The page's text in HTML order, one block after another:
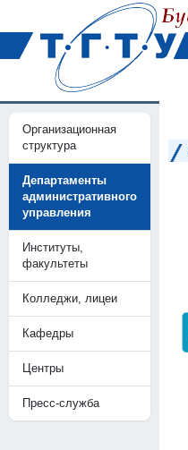
Организационная
структура
Департаменты
административного
управления
Институты,
факультеты
Колледжи, лицеи
Кафедры
Центры
Пресс-служба